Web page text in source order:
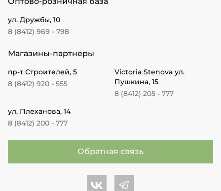
ул. Дружбы, 10
8 (8412) 969 - 798
Магазины-партнеры
пр-т Строителей, 5
8 (8412) 920 - 555
Victoria Stenova ул.
Пушкина, 15
8 (8412) 205 - 777
ул. Плеханова, 14
8 (8412) 200 - 777
Обратная связь
Центр обоев во Вконтакте
Центр обоев в Телеграме